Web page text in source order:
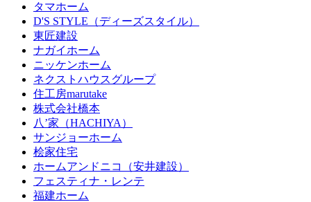
タマホーム
D'S STYLE（ディーズスタイル）
東匠建設
ナガイホーム
ニッケンホーム
ネクストハウスグループ
住工房marutake
株式会社橋本
八’家（HACHIYA）
サンジョーホーム
桧家住宅
ホームアンドニコ（安井建設）
フェスティナ・レンテ
福建ホーム